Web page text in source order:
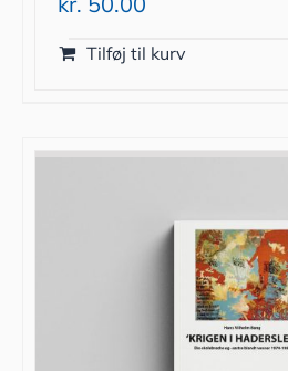
Tilføj til kurv